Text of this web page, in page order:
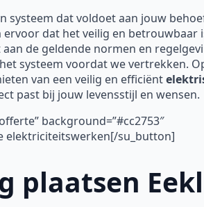
systeem dat voldoet aan jouw
dat het veilig en betrouwbaar
de geldende normen en
systeem voordat we vertrekken.
van een veilig en efficiënt
past bij jouw levensstijl en wensen.
background=”#cc2753″
elektriciteitswerken[/su_button]
plaatsen